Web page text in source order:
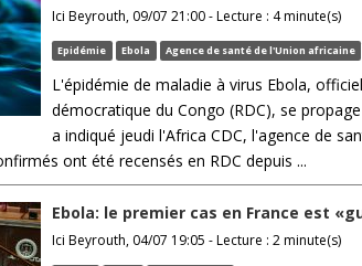
Ici Beyrouth, 09/07 21:00 - Lecture : 4 minute(s)
Epidémie Ebola Agence de santé de l'Union africaine
L'épidémie de maladie à virus Ebola,
démocratique du Congo (RDC), se
a indiqué jeudi l'Africa CDC, l'agence de
ont été recensés en RDC depuis ...
Ebola: le premier cas en France est
Ici Beyrouth, 04/07 19:05 - Lecture : 2 minute(s)